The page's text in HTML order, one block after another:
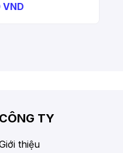
CÔNG TY
thiệu